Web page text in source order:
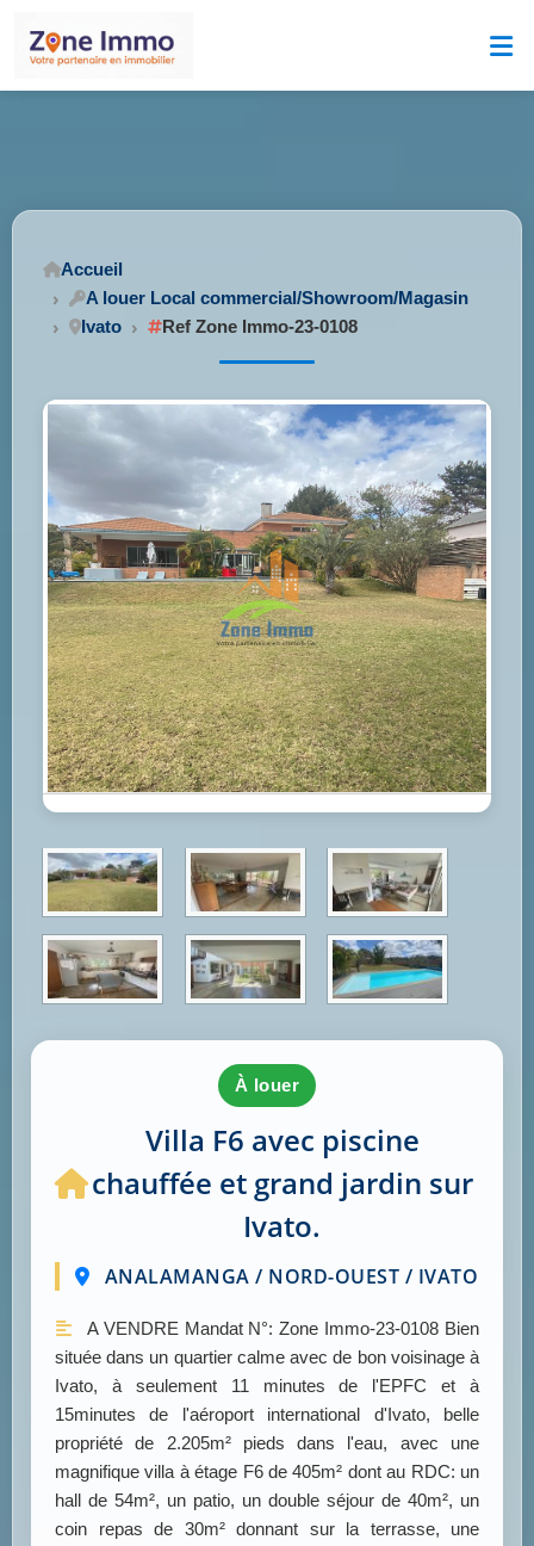
Accueil
A louer Local commercial/Showroom/Magasin
Ivato
Ref Zone Immo-23-0108
à louer
Villa F6 avec piscine
chauffée et grand jardin sur
Ivato.
ANALAMANGA / NORD-OUEST / IVATO
A VENDRE Mandat N°: Zone Immo-23-0108 Bien
située dans un quartier calme avec de bon voisinage à
Ivato, à seulement 11 minutes de l'EPFC et à
15minutes de l'aéroport international d'Ivato, belle
propriété de 2.205m² pieds dans l'eau, avec une
magnifique villa à étage F6 de 405m² dont au RDC: un
hall de 54m², un patio, un double séjour de 40m², un
coin repas de 30m² donnant sur la terrasse, une